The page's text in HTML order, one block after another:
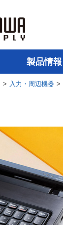
製品情報
> 入力・周辺機器 >